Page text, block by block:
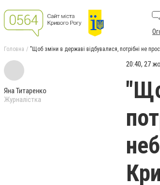
Головна "Щоб зміни в державі відбувалися, потрібні не
Яна Титаренко
Журналістка
20:40, 27